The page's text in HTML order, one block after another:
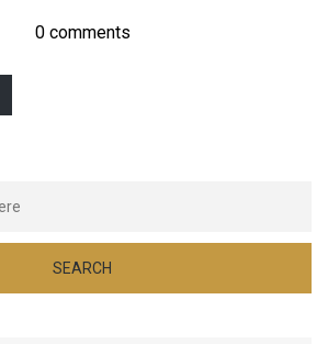
0 comments